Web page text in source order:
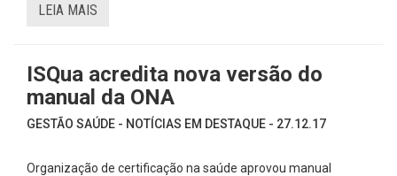
LEIA MAIS
ISQua acredita nova versão do
manual da ONA
GESTÃO SAÚDE - NOTÍCIAS EM DESTAQUE - 27.12.17
Organização de certificação na saúde aprovou manual